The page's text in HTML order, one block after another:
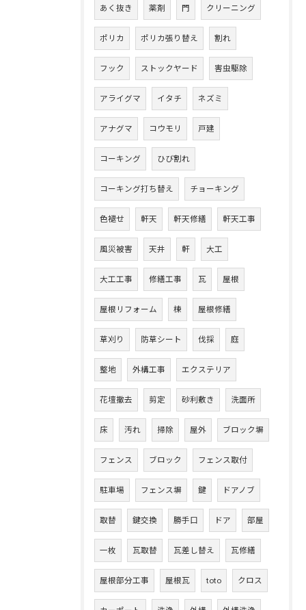
あく抜き 薬剤 門 クリーニング
ポリカ ポリカ張り替え 割れ
フック ストックヤード 害虫駆除
アライグマ イタチ ネズミ
アナグマ コウモリ 戸建
コーキング ひび割れ
コーキング打ち替え チョーキング
色褪せ 軒天 軒天修繕 軒天工事
風災被害 天井 軒 大工
大工工事 修繕工事 瓦 屋根
屋根リフォーム 棟 屋根修繕
草刈り 防草シート 伐採 庭
整地 外構工事 エクステリア
花壇撤去 剪定 砂利敷き 洗面所
床 汚れ 掃除 屋外 ブロック塀
フェンス ブロック フェンス取付
駐車場 フェンス塀 鍵 ドアノブ
取替 鍵交換 勝手口 ドア 部屋
一枚 瓦取替 瓦差し替え 瓦修繕
屋根部分工事 屋根瓦 toto クロス